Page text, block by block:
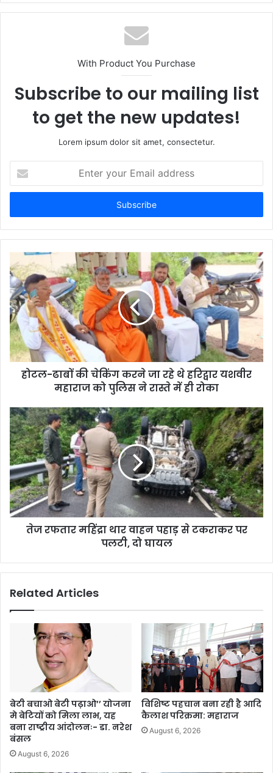
With Product You Purchase
Subscribe to our mailing list
to get the new updates!
Lorem ipsum dolor sit amet, consectetur.
your
Email
होटल-ढाबों की चेकिंग करने जा रहे थे हरिद्वार यशवीर
महाराज को पुलिस ने रास्ते में ही रोका
तेज रफतार महिंद्रा थार वाहन पहाड़ से टकराकर पर
पलटी, दो घायल
Related Articles
बेटी बचाओ बेटी पढ़ाओ’’ योजना
मे बेटियों को मिला लाभ, यह
बना राष्ट्रीय आंदोलनः- डा. नरेश
बंसल
August 6, 2026
विशिष्ट पहचान बना रही है आदि
कैलाश परिक्रमा: महाराज
August 6, 2026